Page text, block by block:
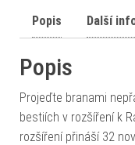
Popis Další
Popis
Projeďte branami
bestiích v rozšíření k
rozšíření přináší 32